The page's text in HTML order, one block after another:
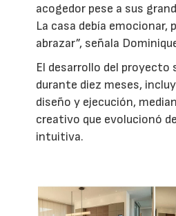
acogedor pese a sus
La casa debía emocionar,
abrazar”, señala
El desarrollo del proyecto
durante diez meses,
diseño y ejecución,
creativo que evolucionó
intuitiva.